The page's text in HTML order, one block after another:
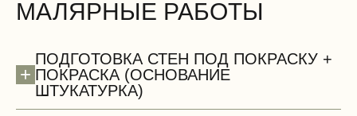
МАЛЯРНЫЕ РАБОТЫ
+
ПОДГОТОВКА СТЕН ПОД ПОКРАСКУ +
ПОКРАСКА (ОСНОВАНИЕ
ШТУКАТУРКА)